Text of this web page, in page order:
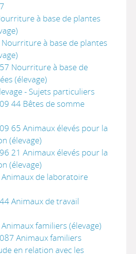
à base de plantes
à base de plantes
Nourriture à base de
(élevage)
- Sujets particuliers
44 Bêtes de somme
65 Animaux élevés pour la
(élevage)
21 Animaux élevés pour la
(élevage)
de laboratoire
Animaux de travail
familiers (élevage)
Animaux familiers
en relation avec les